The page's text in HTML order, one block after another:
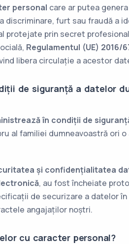
personal care ar putea genera
discriminare, furt sau fraudă a
prin secret
Regulamentul (UE) 2016/
libera circulație a acestor
de siguranță a datelor
în condiții de
al familiei dumneavoastră ori
și confidențialitatea
, au fost încheiate
de securizare a datelor
angajaților noștri.
cu caracter personal?